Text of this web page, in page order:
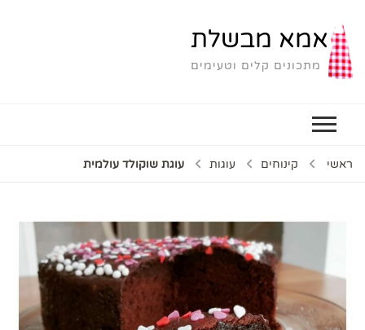
אמא מבשלת
מתכונים קלים וטעימים
ראשי קינוחים עוגות עוגת שוקולד עולמית